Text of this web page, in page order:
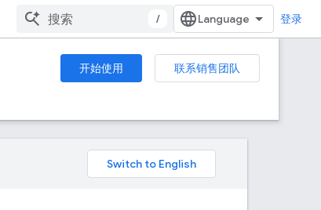
/ 登录
开始使用
联系销售团队